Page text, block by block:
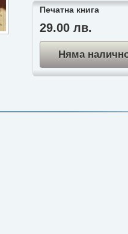
Печатна книга
29.00 лв.
Няма